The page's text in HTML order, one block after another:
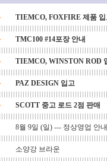
TIEMCO, FOXFIRE 제품 입
TMC100 #14포장 안내
TIEMCO, WINSTON ROD
PAZ DESIGN 입고
SCOTT 중고 로드 2점 판매
8월 9일 (일) --- 정상영업 안내
소양강 브라운